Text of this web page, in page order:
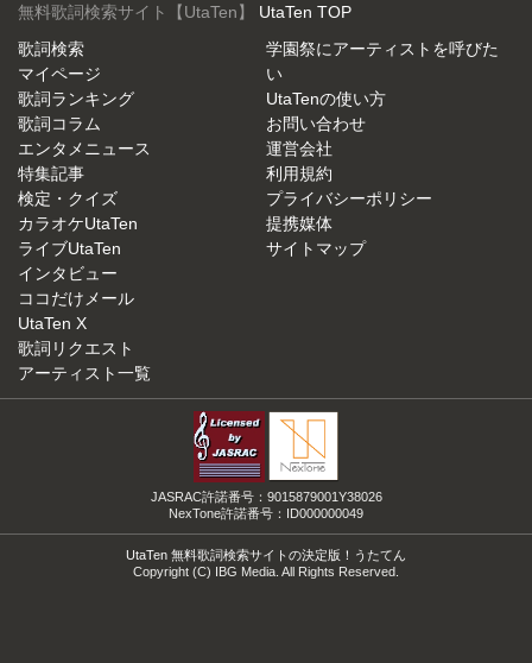
無料歌詞検索サイト【UtaTen】 UtaTen TOP
歌詞検索
マイページ
歌詞ランキング
歌詞コラム
エンタメニュース
特集記事
検定・クイズ
カラオケUtaTen
ライブUtaTen
インタビュー
ココだけメール
UtaTen X
歌詞リクエスト
アーティスト一覧
学園祭にアーティストを呼びた
い
UtaTenの使い方
お問い合わせ
運営会社
利用規約
プライバシーポリシー
提携媒体
サイトマップ
JASRAC許諾番号：9015879001Y38026
NexTone許諾番号：ID000000049
UtaTen 無料歌詞検索サイトの決定版！うたてん
Copyright (C) IBG Media. All Rights Reserved.